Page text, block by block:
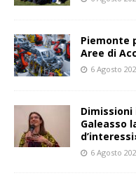
Piemonte
Aree di
6 Agosto
Dimissioni
Galeasso
6 Agosto